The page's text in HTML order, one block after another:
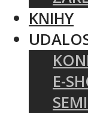
KNIHY
E-